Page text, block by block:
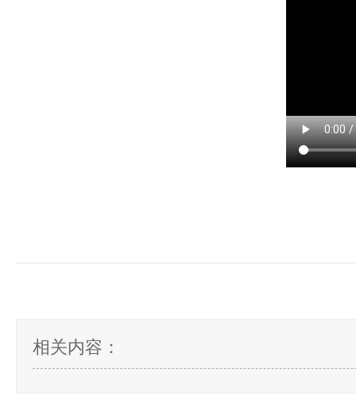
相关内容：